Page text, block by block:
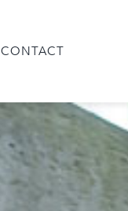
CONTACT